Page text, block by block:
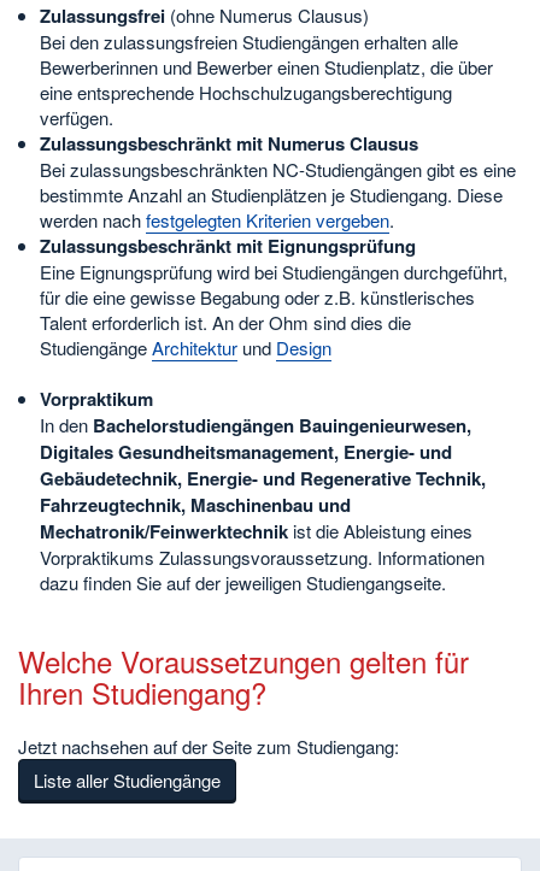
Zulassungsfrei (ohne Numerus Clausus)
Bei den zulassungsfreien Studiengängen erhalten alle
Bewerberinnen und Bewerber einen Studienplatz, die über
eine entsprechende Hochschulzugangsberechtigung
verfügen.
Zulassungsbeschränkt mit Numerus Clausus
Bei zulassungsbeschränkten NC-Studiengängen gibt es eine
bestimmte Anzahl an Studienplätzen je Studiengang. Diese
werden nachfestgelegten Kriterien vergeben.
Zulassungsbeschränkt mit Eignungsprüfung
Eine Eignungsprüfung wird bei Studiengängen durchgeführt,
für die eine gewisse Begabung oder z.B. künstlerisches
Talent erforderlich ist. An der Ohm sind dies die
StudiengängeArchitektur und Design
Vorpraktikum
In den Bachelorstudiengängen Bauingenieurwesen,
Digitales Gesundheitsmanagement, Energie- und
Gebäudetechnik, Energie- und Regenerative Technik,
Fahrzeugtechnik, Maschinenbau und
Mechatronik/Feinwerktechnikist die Ableistung eines
Vorpraktikums Zulassungsvoraussetzung. Informationen
dazu finden Sie auf der jeweiligen Studiengangseite.
Welche Voraussetzungen gelten für
Ihren Studiengang?
Jetzt nachsehen auf der Seite zum Studiengang:
Liste aller Studiengänge